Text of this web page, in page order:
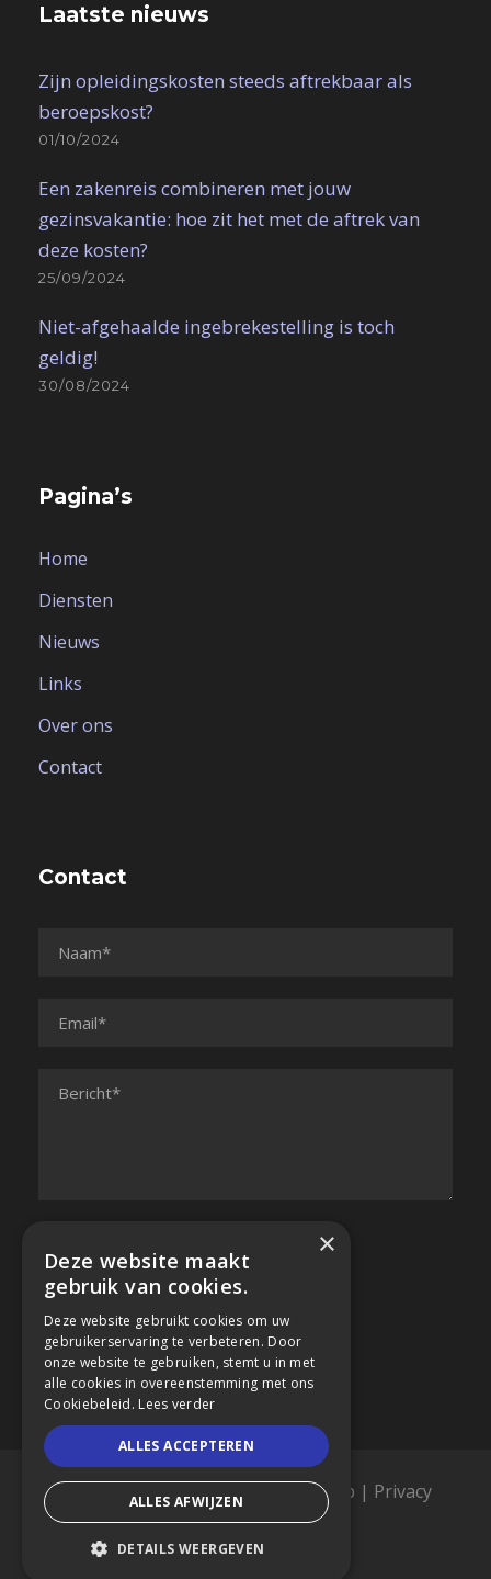
Laatste nieuws
Zijn opleidingskosten steeds aftrekbaar als
beroepskost?
01/10/2024
Een zakenreis combineren met jouw
gezinsvakantie: hoe zit het met de aftrek van
deze kosten?
25/09/2024
Niet-afgehaalde ingebrekestelling is toch
geldig!
30/08/2024
Pagina’s
Home
Diensten
Nieuws
Links
Over ons
Contact
Contact
Copyright 2019, Acconfisc | Sitemap | Privacy
Policy|Cookie Policy
×
Deze website maakt
gebruik van cookies.
Deze website gebruikt cookies om uw
gebruikerservaring te verbeteren. Door
onze website te gebruiken, stemt u in met
alle cookies in overeenstemming met ons
Cookiebeleid. Lees verder
ALLES ACCEPTEREN
ALLES AFWIJZEN
DETAILS WEERGEVEN